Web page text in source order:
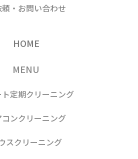
頼・お問い合わせ
HOME
MENU
ト定期クリーニング
コンクリーニング
スクリーニング